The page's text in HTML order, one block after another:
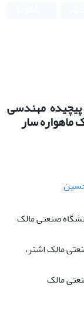
مهندسی
سار
صنعتی مالک
مالک اشتر،
مالک